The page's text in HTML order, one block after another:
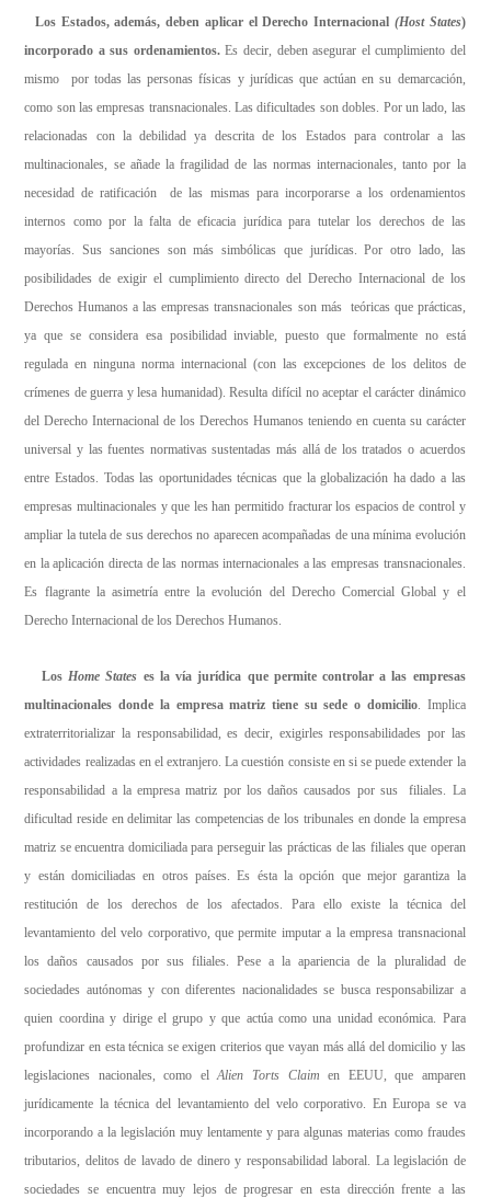
Los Estados, además, deben aplicar el Derecho Internacional (Host States)
incorporado a sus ordenamientos.Es decir, deben asegurar el cumplimiento del
mismo por todas las personas físicas y jurídicas que actúan en su demarcación,
como son las empresas transnacionales. Las dificultades son dobles. Por un lado, las
relacionadas con la debilidad ya descrita de los Estados para controlar a las
multinacionales, se añade la fragilidad de las normas internacionales, tanto por la
necesidad de ratificación de las mismas para incorporarse a los ordenamientos
internos como por la falta de eficacia jurídica para tutelar los derechos de las
mayorías. Sus sanciones son más simbólicas que jurídicas. Por otro lado, las
posibilidades de exigir el cumplimiento directo del Derecho Internacional de los
Derechos Humanos a las empresas transnacionales son más teóricas que prácticas,
ya que se considera esa posibilidad inviable, puesto que formalmente no está
regulada en ninguna norma internacional (con las excepciones de los delitos de
crímenes de guerra y lesa humanidad). Resulta difícil no aceptar el carácter dinámico
del Derecho Internacional de los Derechos Humanos teniendo en cuenta su carácter
universal y las fuentes normativas sustentadas más allá de los tratados o acuerdos
entre Estados. Todas las oportunidades técnicas que la globalización ha dado a las
empresas multinacionales y que les han permitido fracturar los espacios de control y
ampliar la tutela de sus derechos no aparecen acompañadas de una mínima evolución
en la aplicación directa de las normas internacionales a las empresas transnacionales.
Es flagrante la asimetría entre la evolución del Derecho Comercial Global y el
Derecho Internacional de los Derechos Humanos.
Los Home States es la vía jurídica que permite controlar a las empresas
multinacionales donde la empresa matriz tiene su sede o domicilio. Implica
extraterritorializar la responsabilidad, es decir, exigirles responsabilidades por las
actividades realizadas en el extranjero. La cuestión consiste en si se puede extender la
responsabilidad a la empresa matriz por los daños causados por sus filiales. La
dificultad reside en delimitar las competencias de los tribunales en donde la empresa
matriz se encuentra domiciliada para perseguir las prácticas de las filiales que operan
y están domiciliadas en otros países. Es ésta la opción que mejor garantiza la
restitución de los derechos de los afectados. Para ello existe la técnica del
levantamiento del velo corporativo, que permite imputar a la empresa transnacional
los daños causados por sus filiales. Pese a la apariencia de la pluralidad de
sociedades autónomas y con diferentes nacionalidades se busca responsabilizar a
quien coordina y dirige el grupo y que actúa como una unidad económica. Para
profundizar en esta técnica se exigen criterios que vayan más allá del domicilio y las
legislaciones nacionales, como elAlien Torts Claim en EEUU, que amparen
jurídicamente la técnica del levantamiento del velo corporativo. En Europa se va
incorporando a la legislación muy lentamente y para algunas materias como fraudes
tributarios, delitos de lavado de dinero y responsabilidad laboral. La legislación de
sociedades se encuentra muy lejos de progresar en esta dirección frente a las